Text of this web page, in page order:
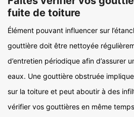
fuite de toiture
Élément pouvant influencer sur
gouttière doit être nettoyée
d’entretien périodique afin d’assurer
eaux. Une gouttière obstruée
sur la toiture et peut aboutir à des
vérifier vos gouttières en même